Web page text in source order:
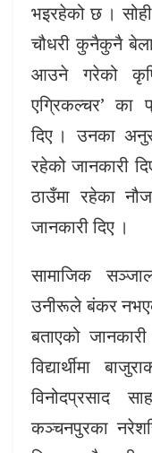
भइरहेको छ । सोही
चौधरी कुनैकुनै
आउने गरेको
एग्रिकल्चर’ का
दिए । उनका
रहेको जानकारी
ठाउँमा रहेका
जानकारी दिए ।
सामाजिक
उनीरूले बंकर
बताएको
विद्यार्थीमा
विनोदप्रसाद
कञ्चनपुरका